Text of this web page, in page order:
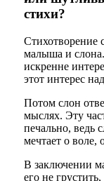
стихи?
Стихотворение
малыша и
искренне
этот интерес
Потом слон
мыслях. Эту
печально, ведь
мечтает о воле,
В заключении
его не